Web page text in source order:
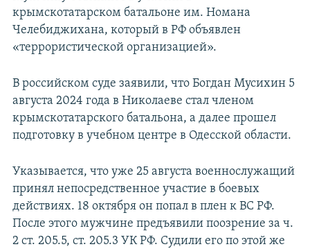
крымскотатарском батальоне им. Номана
Челебиджихана, который в РФ объявлен
«террористической организацией».
В российском суде заявили, что Богдан Мусихин 5
августа 2024 года в Николаеве стал членом
крымскотатарского батальона, а далее прошел
подготовку в учебном центре в Одесской области.
Указывается, что уже 25 августа военнослужащий
принял непосредственное участие в боевых
действиях. 18 октября он попал в плен к ВС РФ.
После этого мужчине предъявили поозрение за ч.
2 ст. 205.5, ст. 205.3 УК РФ. Судили его по этой же